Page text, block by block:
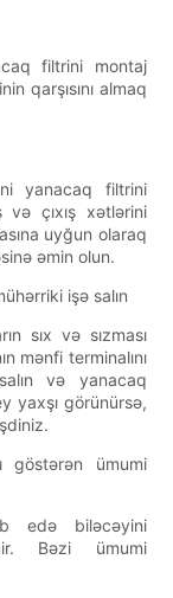
filtrini montaj
qarşısını almaq
yanacaq filtrini
və çıxış xətlərini
uyğun olaraq
əmin olun.
işə salın
sıx və sızması
mənfi terminalını
və yanacaq
yaxşı görünürsə,
göstərən ümumi
edə biləcəyini
Bəzi ümumi